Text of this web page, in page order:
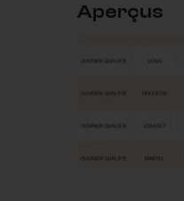
Leçon 2
Aperçus